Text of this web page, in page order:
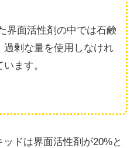
界面活性剤の中では石鹸
剰な量を使用しなけれ
ます。
ドは界面活性剤が20%と